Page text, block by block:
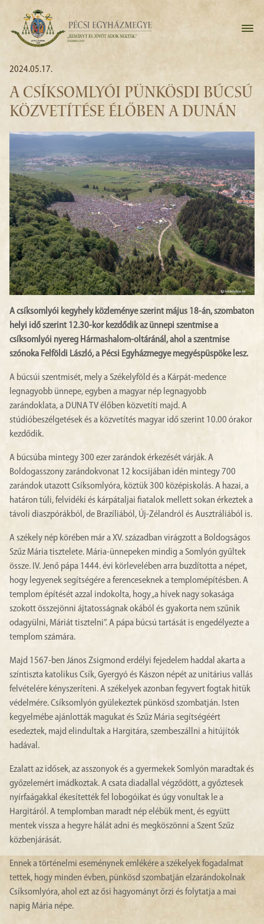
2024.05.17.
A CSÍKSOMLYÓI PÜNKÖSDI BÚCSÚ
KÖZVETÍTÉSE ÉLŐBEN A DUNÁN
A csíksomlyói kegyhely közleménye szerint május 18-án, szombaton
helyi idő szerint 12.30-kor kezdődik az ünnepi szentmise a
csíksomlyói nyereg Hármashalom-oltáránál, ahol a szentmise
szónoka Felföldi László, a Pécsi Egyházmegye megyéspüspöke lesz.
A búcsúi szentmisét, mely a Székelyföld és a Kárpát-medence
legnagyobb ünnepe, egyben a magyar nép legnagyobb
zarándoklata, a DUNA TV élőben közvetíti majd. A
stúdióbeszélgetések és a közvetítés magyar idő szerint 10.00 órakor
kezdődik.
A búcsúba mintegy 300 ezer zarándok érkezését várják. A
Boldogasszony zarándokvonat 12 kocsijában idén mintegy 700
zarándok utazott Csíksomlyóra, köztük 300 középiskolás. A hazai, a
határon túli, felvidéki és kárpátaljai fiatalok mellett sokan érkeztek a
távoli diaszpórákból, de Brazíliából, Új-Zélandról és Ausztráliából is.
A székely nép körében már a XV. században virágzott a Boldogságos
Szűz Mária tisztelete. Mária-ünnepeken mindig a Somlyón gyűltek
össze. IV. Jenő pápa 1444. évi körlevelében arra buzdította a népet,
hogy legyenek segítségére a ferenceseknek a templomépítésben. A
templom építését azzal indokolta, hogy „a hívek nagy sokasága
szokott összejönni ájtatosságnak okából és gyakorta nem szűnik
odagyülni, Máriát tisztelni”. A pápa búcsú tartását is engedélyezte a
templom számára.
Majd 1567-ben János Zsigmond erdélyi fejedelem haddal akarta a
színtiszta katolikus Csík, Gyergyó és Kászon népét az unitárius vallás
felvételére kényszeríteni. A székelyek azonban fegyvert fogtak hitük
védelmére. Csíksomlyón gyülekeztek pünkösd szombatján. Isten
kegyelmébe ajánlották magukat és Szűz Mária segítségéért
esedeztek, majd elindultak a Hargitára, szembeszállni a hitújítók
hadával.
Ezalatt az idősek, az asszonyok és a gyermekek Somlyón maradtak és
győzelemért imádkoztak. A csata diadallal végződött, a győztesek
nyírfaágakkal ékesítették fel lobogóikat és úgy vonultak le a
Hargitáról. A templomban maradt nép elébük ment, és együtt
mentek vissza a hegyre hálát adni és megköszönni a Szent Szűz
közbenjárását.
Ennek a történelmi eseménynek emlékére a székelyek fogadalmat
tettek, hogy minden évben, pünkösd szombatján elzarándokolnak
Csíksomlyóra, ahol ezt az ősi hagyományt őrzi és folytatja a mai
napig Mária népe.